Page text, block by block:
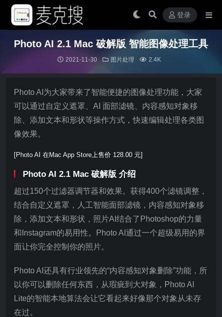
登录
Photo AI 2.1 Mac 破解版 智能图像处理工具
2021-11-30 图片处理 2.4K
Photo AI为大家带来了智能便捷的图像处理功能，大家
可以通过自定义遮罩、AI 面部滤镜、内容感知对象移
除、添加文本和形状等操作方式，快速编辑处理各类图
像效果。
[Photo AI 在Mac App Store上售价 128.00 元]
Photo AI 2.1 Mac 破解版 介绍
超过150个过滤器调节器和效果。获得400个滤镜调整，
结合自定义遮罩，人工智能面部滤镜，内容感知对象移
除，添加文本和形状，照片AI结合了Photoshop的力量
和Instagram的易用性。Photo AI通过一个超级易用的界
面让你完全控制你的照片。
Photo AI还具有行业领先的“内容感知对象删除”功能，所
以你可以删除任何东西，从瑕疵到大对象，Photo AI
Lite的智能本地算法会让它看起来好像那个对象从未存
在过。